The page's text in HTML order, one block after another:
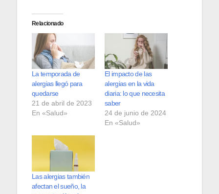
Relacionado
La temporada de
alergias llegó para
quedarse
21 de abril de 2023
En «Salud»
El impacto de las
alergias en la vida
diaria: lo que necesita
saber
24 de junio de 2024
En «Salud»
Las alergias también
afectan el sueño, la